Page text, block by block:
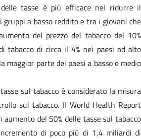
delle tasse è più efficace nel ridurre il
a basso reddito e tra i giovani che
del prezzo del tabacco del 10%
tabacco di circa il 4% nei paesi ad alto
maggior parte dei paesi a basso e medio
sul tabacco è considerato la misura
sul tabacco. Il World Health Report
del 50% delle tasse sul tabacco
di poco più di 1,4 miliardi di